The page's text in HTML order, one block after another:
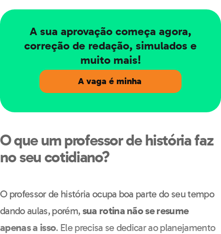
A sua aprovação começa agora,
correção de redação, simulados e
muito mais!
A vaga é minha
O que um professor de história faz
no seu cotidiano?
O professor de história ocupa boa parte do seu tempo
dando aulas, porém,sua rotina não se resume
apenas a isso. Ele precisa se dedicar ao planejamento